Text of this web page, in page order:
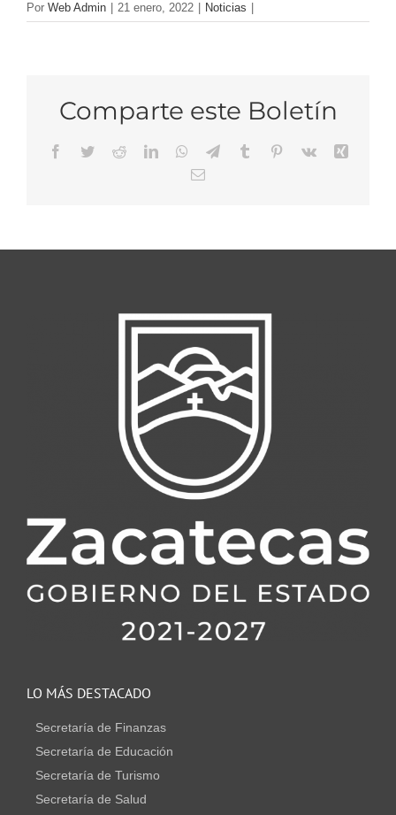
Por Web Admin 21 enero, 2022 Noticias
Comparte este Boletín
Facebook
TwitterRedditLinkedInWhatsApp
TelegramTumblr Pinterest
Vk
Email
LO MÁS DESTACADO
Secretaría de Finanzas
Secretaría de Educación
Secretaría de Turismo
Secretaría de Salud